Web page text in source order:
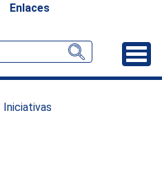
Enlaces
Iniciativas